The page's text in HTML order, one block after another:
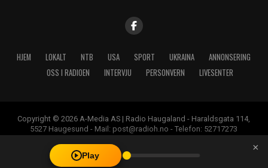
HJEM LOKALT NTB USA SPORT UKRAINA
ANNONSERING
OSS I RADIOEN
INTERVJU PERSONVERN LIVESENTER
Copyright © 2026 A-Media AS | Radio Haugaland - Haraldsgata 114,
5527 Haugesund - Mail: post@radioh.no - Telefon: 52717273
Play
×